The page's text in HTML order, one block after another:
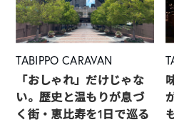
TABIPPO CARAVAN
「おしゃれ」だけじゃな
い。歴史と温もりが息づ
く街・恵比寿を1日で巡る